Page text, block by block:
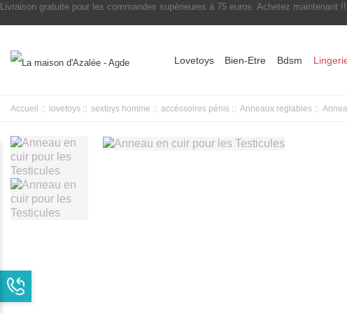
Livraison gratuite pour les commandes supérieures à 75 euros. Achetez maintenant
Lovetoys Bien-Etre Bdsm
Accueil lovetoys sextoys homme accéssoires pénis Anneaux reglables